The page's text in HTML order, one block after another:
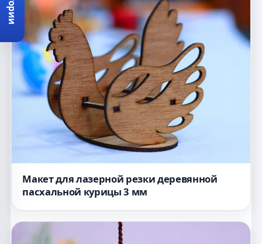
Макет для лазерной резки деревянной
пасхальной курицы 3 мм